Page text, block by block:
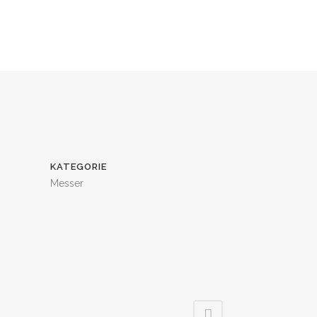
KATEGORIE
Messer